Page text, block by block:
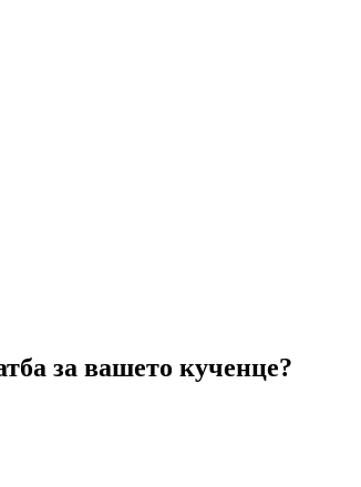
за вашето кученце?